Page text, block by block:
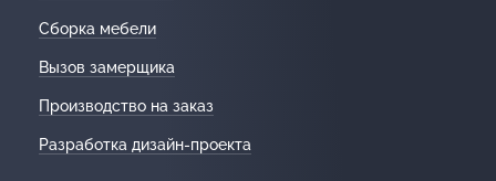
Сборка мебели
Вызов замерщика
Производство на заказ
Разработка дизайн-проекта